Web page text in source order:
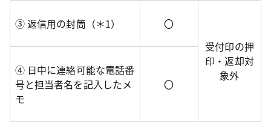
③ 返信用の封筒（＊1）
〇
受付印の押
印・返却対
象外
④ 日中に連絡可能な電話番
号と担当者名を記入したメ
モ
〇